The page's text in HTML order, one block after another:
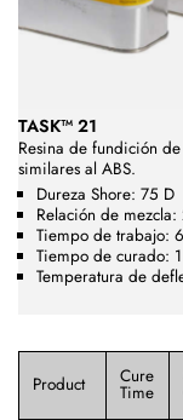
TASK™ 21
Resina de fundición
similares al ABS.
Dureza Shore: 75 D
Relación de mezcla:
Tiempo de trabajo:
Tiempo de curado:
Temperatura de
Product Cure
Time